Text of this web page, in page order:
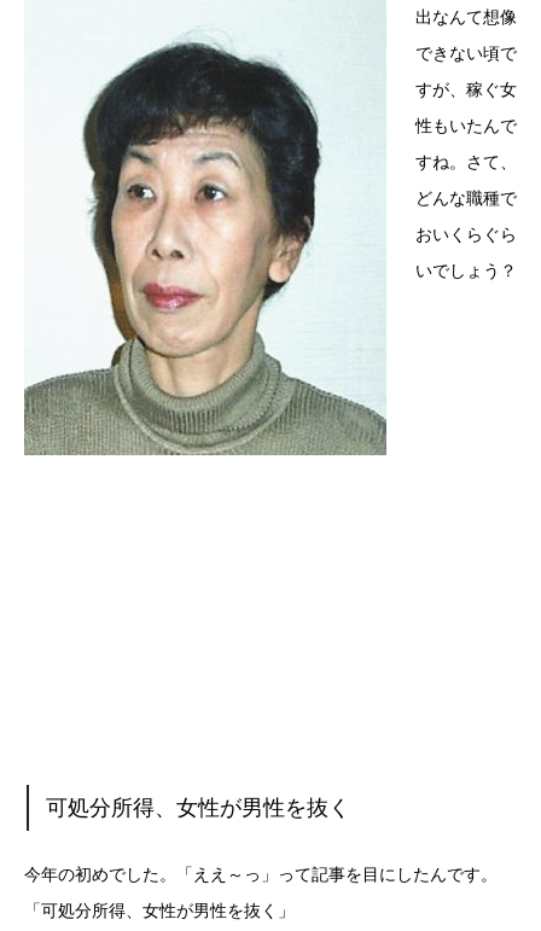
出なんて想像
できない頃で
すが、稼ぐ女
性もいたんで
すね。さて、
どんな職種で
おいくらぐら
いでしょう？
可処分所得、女性が男性を抜く
今年の初めでした。「ええ～っ」って記事を目にしたんです。
「可処分所得、女性が男性を抜く」